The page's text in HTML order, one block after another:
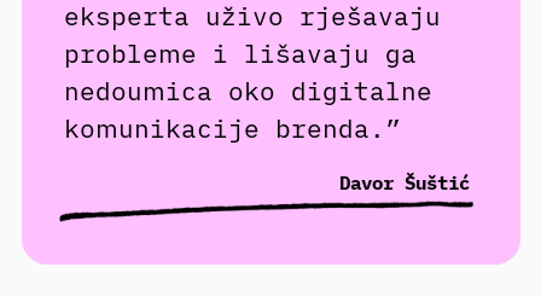
eksperta uživo rješavaju
probleme i lišavaju ga
nedoumica oko digitalne
komunikacije brenda.”
Davor Šuštić